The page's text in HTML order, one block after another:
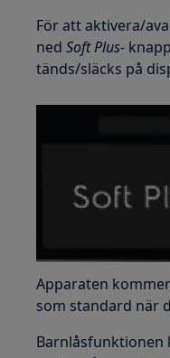
För att aktivera/
nedSoft Plus-
tänds/släcks på
Apparaten
som standard när
Barnlåsfunktionen